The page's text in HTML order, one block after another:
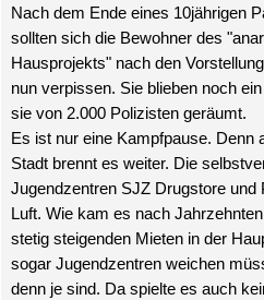
Nach dem Ende eines 10jährigen
sollten sich die Bewohner des
Hausprojekts" nach den
nun verpissen. Sie blieben noch
sie von 2.000 Polizisten geräumt.
Es ist nur eine Kampfpause. Denn
Stadt brennt es weiter. Die
Jugendzentren SJZ Drugstore und
Luft. Wie kam es nach
stetig steigenden Mieten in der
sogar Jugendzentren weichen
denn je sind. Da spielte es auch